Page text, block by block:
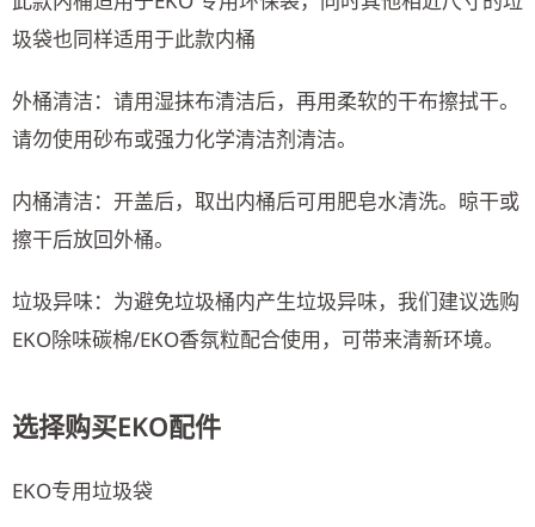
圾袋也同样适用于此款内桶
外桶清洁：请用湿抹布清洁后，再用柔软的干布擦拭干。
请勿使用砂布或强力化学清洁剂清洁。
内桶清洁：开盖后，取出内桶后可用肥皂水清洗。晾干或
擦干后放回外桶。
垃圾异味：为避免垃圾桶内产生垃圾异味，我们建议选购
EKO除味碳棉/EKO香氛粒配合使用，可带来清新环境。
选择购买EKO配件
EKO专用垃圾袋